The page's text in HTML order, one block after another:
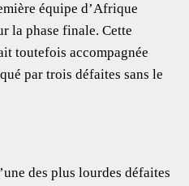
équipe d’Afrique
la phase finale. Cette
toutefois accompagnée
par trois défaites sans le
des plus lourdes défaites